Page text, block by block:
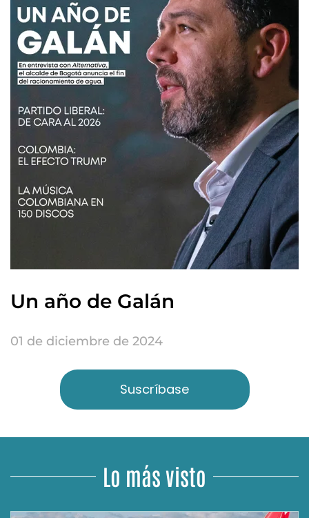
Un año de Galán
01 de diciembre de 2024
Suscríbase
Lo más visto